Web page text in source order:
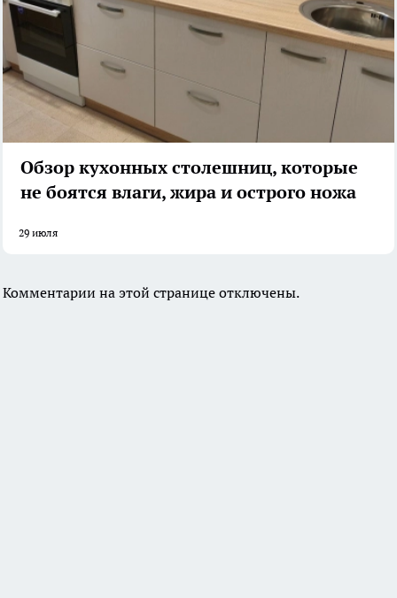
Обзор кухонных столешниц, которые
не боятся влаги, жира и острого ножа
29 июля
Комментарии на этой странице отключены.